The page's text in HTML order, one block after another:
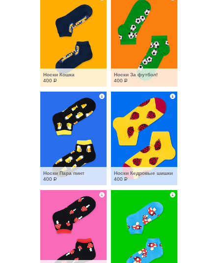
Носки Кошка
400 Р
Носки За футбол!
400 Р
Носки Пара пинт
400 Р
Носки Кедровые шишки
400 Р